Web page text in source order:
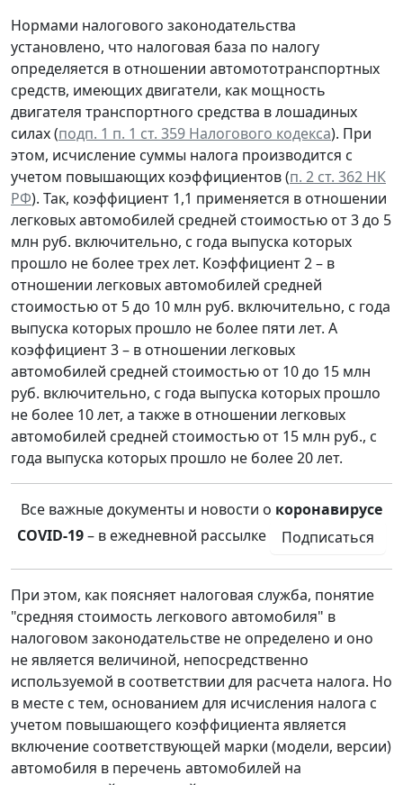
Нормами налогового законодательства
установлено, что налоговая база по налогу
определяется в отношении автомототранспортных
средств, имеющих двигатели, как мощность
двигателя транспортного средства в лошадиных
силах (подп. 1 п. 1 ст. 359 Налогового кодекса). При
этом, исчисление суммы налога производится с
учетом повышающих коэффициентов (п. 2 ст. 362 НК
РФ). Так, коэффициент 1,1 применяется в отношении
легковых автомобилей средней стоимостью от 3 до 5
млн руб. включительно, с года выпуска которых
прошло не более трех лет. Коэффициент 2 – в
отношении легковых автомобилей средней
стоимостью от 5 до 10 млн руб. включительно, с года
выпуска которых прошло не более пяти лет. А
коэффициент 3 – в отношении легковых
автомобилей средней стоимостью от 10 до 15 млн
руб. включительно, с года выпуска которых прошло
не более 10 лет, а также в отношении легковых
автомобилей средней стоимостью от 15 млн руб., с
года выпуска которых прошло не более 20 лет.
Все важные документы и новости о коронавирусе
COVID-19– в ежедневной рассылке Подписаться
При этом, как поясняет налоговая служба, понятие
"средняя стоимость легкового автомобиля" в
налоговом законодательстве не определено и оно
не является величиной, непосредственно
используемой в соответствии для расчета налога. Но
в месте с тем, основанием для исчисления налога с
учетом повышающего коэффициента является
включение соответствующей марки (модели, версии)
автомобиля в перечень автомобилей на